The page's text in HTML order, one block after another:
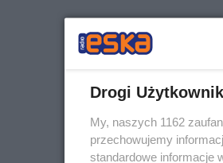
Drogi
My, naszych 1162
przechowujemy
standardowe informacje